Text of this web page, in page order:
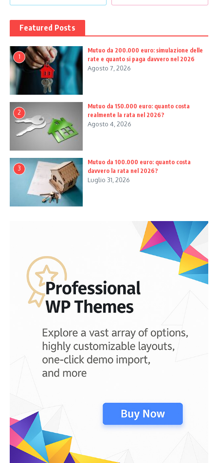
Featured Posts
1
Mutuo da 200.000 euro: simulazione delle
rate e quanto si paga davvero nel 2026
Agosto 7, 2026
2
Mutuo da 150.000 euro: quanto costa
realmente la rata nel 2026?
Agosto 4, 2026
3
Mutuo da 100.000 euro: quanto costa
davvero la rata nel 2026?
Luglio 31, 2026